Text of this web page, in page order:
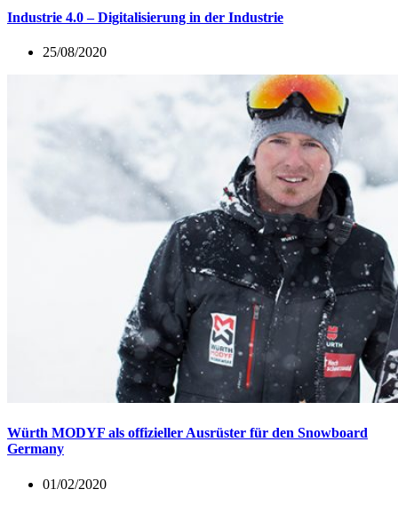
Industrie 4.0 – Digitalisierung in der Industrie
25/08/2020
Würth MODYF als offizieller Ausrüster für den Snowboard
Germany
01/02/2020